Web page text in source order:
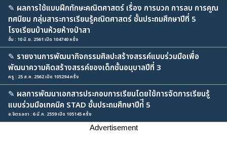
✎ ผลการใช้แบบฝึกทักษะคณิตศาสตร์ เรื่อง การบวก การลบ การคูณ
ทศนิยม กลุ่มสาระการเรียนรู้คณิตศาสตร์ ชั้นประถมศึกษาปีที่ 5
โรงเรียนบ้านห้วยห้างป่าสา
อั้ม : 10 มิ.ย. 2561 เปิด 104740 ครั้ง
✎ รายงานการพัฒนากิจกรรมศิลปะสร้างสรรค์แบบร่วมมือเพื่อ
พัฒนาความคิดสร้างสรรค์ของเด็กชั้นอนุบาลปีที่ 3
ครู : 25 ส.ค. 2562 เปิด 105294 ครั้ง
✎ ผลการพัฒนาเอกสารประกอบการเรียนโดยใช้การจัดการเรียนรู้
แบบร่วมมือเทคนิค STAD ชั้นประถมศึกษาปีท่ี 5
อ.จิตรลดา : 6 มี.ค. 2559 เปิด 105145 ครั้ง
Advertisement